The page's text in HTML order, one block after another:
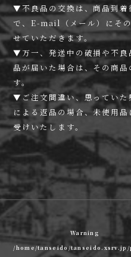
▼不良品の交換は、商品到
で、E-mail（メール）にそ
せていただきます。
▼万一、発送中の破損や不良
品が届いた場合は、その商
す。
▼ご注文間違い、思っていた
による返品の場合、未使用
受けいたします。
Warning
/home/tanseido/